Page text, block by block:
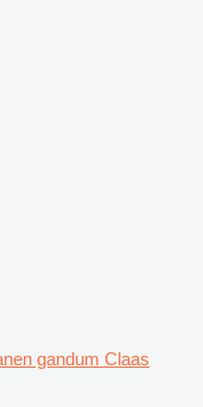
gandum Claas